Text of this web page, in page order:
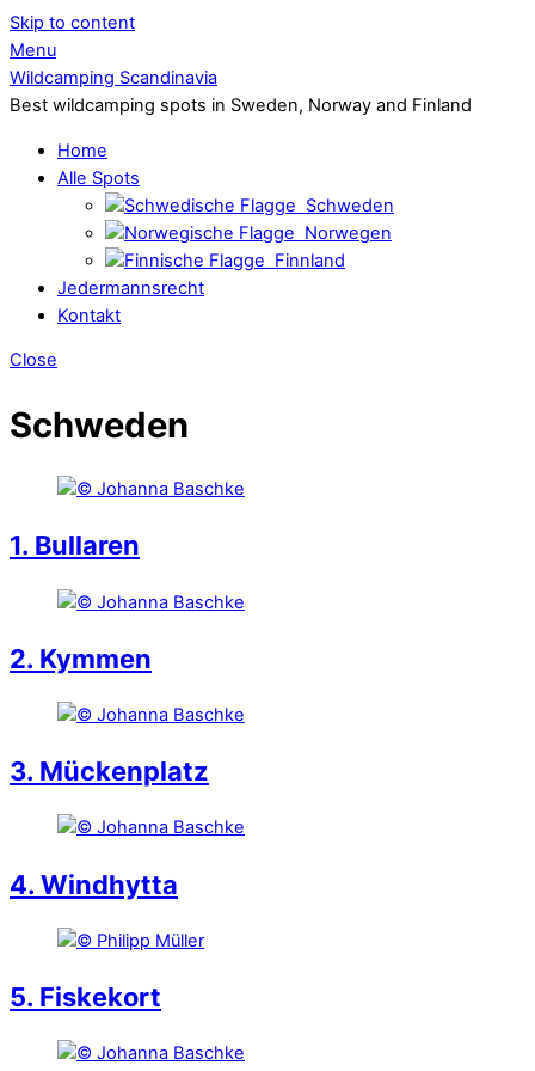
Skip to content
Menu
Wildcamping Scandinavia
Best wildcamping spots in Sweden, Norway and Finland
Home
Alle Spots
Schweden
Norwegen
Finnland
Jedermannsrecht
Kontakt
Close
Schweden
1. Bullaren
2. Kymmen
3. Mückenplatz
4. Windhytta
5. Fiskekort